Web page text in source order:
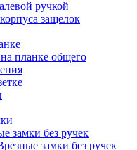
ручкой
защелок
планке общего
замки без ручек
замки без ручек